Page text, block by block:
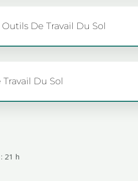
De Travail Du Sol
Travail Du Sol
21 h